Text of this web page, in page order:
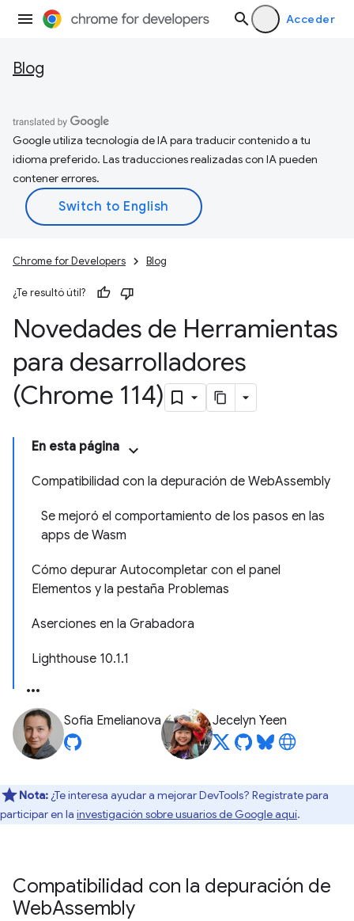
Acceder
Blog
Google utiliza tecnología de IA para traducir contenido a tu
idioma preferido. Las traducciones realizadas con IA pueden
contener errores.
Chrome for Developers Blog
¿Te resultó útil?
Novedades de Herramientas
para desarrolladores
(Chrome 114)
En esta página
Compatibilidad con la depuración de WebAssembly
Se mejoró el comportamiento de los pasos en las
apps de Wasm
Cómo depurar Autocompletar con el panel
Elementos y la pestaña Problemas
Aserciones en la Grabadora
Lighthouse 10.1.1
Sofia Emelianova Jecelyn Yeen
Nota: ¿Te interesa ayudar a mejorar DevTools? Regístrate para
participar en la investigación sobre usuarios de Google aquí.
Compatibilidad con la depuración de
WebAssembly